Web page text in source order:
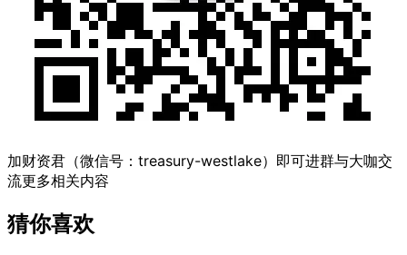
加财资君（微信号：treasury-westlake）即可进群与大咖交
流更多相关内容
猜你喜欢